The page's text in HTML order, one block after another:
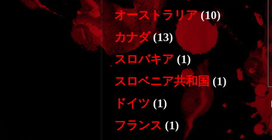
オーストラリア(10)
カナダ(13)
スロバキア (1)
スロベニア共和国(1)
ドイツ (1)
フランス (1)